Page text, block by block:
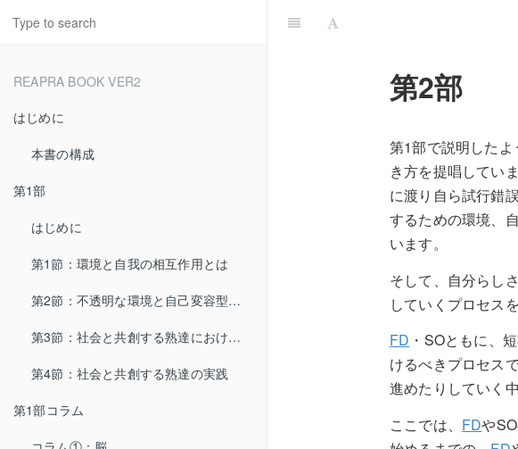
REAPRA BOOK VER2
はじめに
本書の構成
第1部
はじめに
第1節：環境と自我の相互作用とは
第2節：不透明な環境と自己変容型の自我
第3節：社会と共創する熟達における学習
第4節：社会と共創する熟達の実践
第1部コラム
第2部
第1部で説明した
き方を提唱してい
に渡り自ら試行錯
するための環境、
います。
そして、自分らし
していくプロセス
FD ・SOともに、
けるべきプロセス
進めたりしていく
ここでは、 FDや